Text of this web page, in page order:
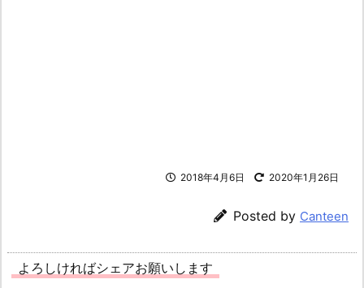
2018年4月6日 2020年1月26日
Posted by Canteen
よろしければシェアお願いします